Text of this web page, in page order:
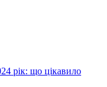
рік: що цікавило